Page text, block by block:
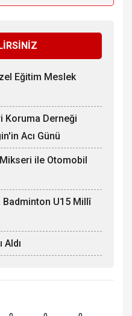
Eğitim Meslek
Koruma Derneği
Acı Günü
ile Otomobil
Badminton U15 Millî
Aldı